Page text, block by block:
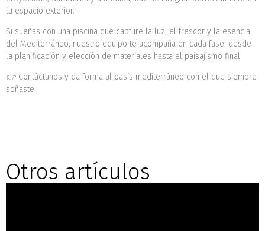
tu espacio exterior.
Si sueñas con una piscina que capture la luz, el frescor y la esencia
del Mediterráneo, nuestro equipo te acompaña en cada fase: desde
la planificación y elección de materiales hasta el paisajismo final.
👉 Contáctanos y da forma al oasis mediterráneo con el que siempre
soñaste.
Otros artículos